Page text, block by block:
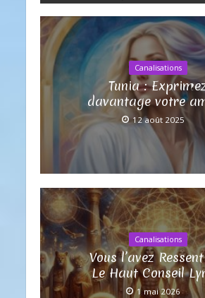
Canalisations
Tunia :
davantage votre
12 août 2025
Canalisations
Vous l’avez
Le Haut Conseil
1 mai 2026